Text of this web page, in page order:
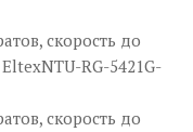
скорость до
RG-5421G-
скорость до